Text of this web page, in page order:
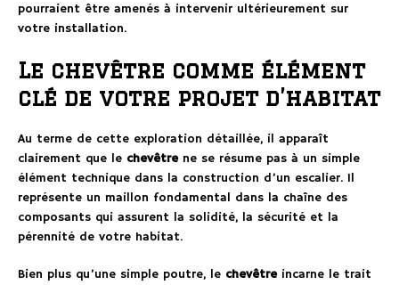
pourraient être amenés à intervenir ultérieurement sur
votre installation.
Le chevêtre comme élément
clé de votre projet d’habitat
Au terme de cette exploration détaillée, il apparaît
clairement que le chevêtrene se résume pas à un simple
élément technique dans la construction d’un escalier. Il
représente un maillon fondamental dans la chaîne des
composants qui assurent la solidité, la sécurité et la
pérennité de votre habitat.
Bien plus qu’une simple poutre, le chevêtreincarne le trait